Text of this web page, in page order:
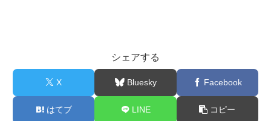
シェアする
X Bluesky Facebook
はてブ LINE コピー